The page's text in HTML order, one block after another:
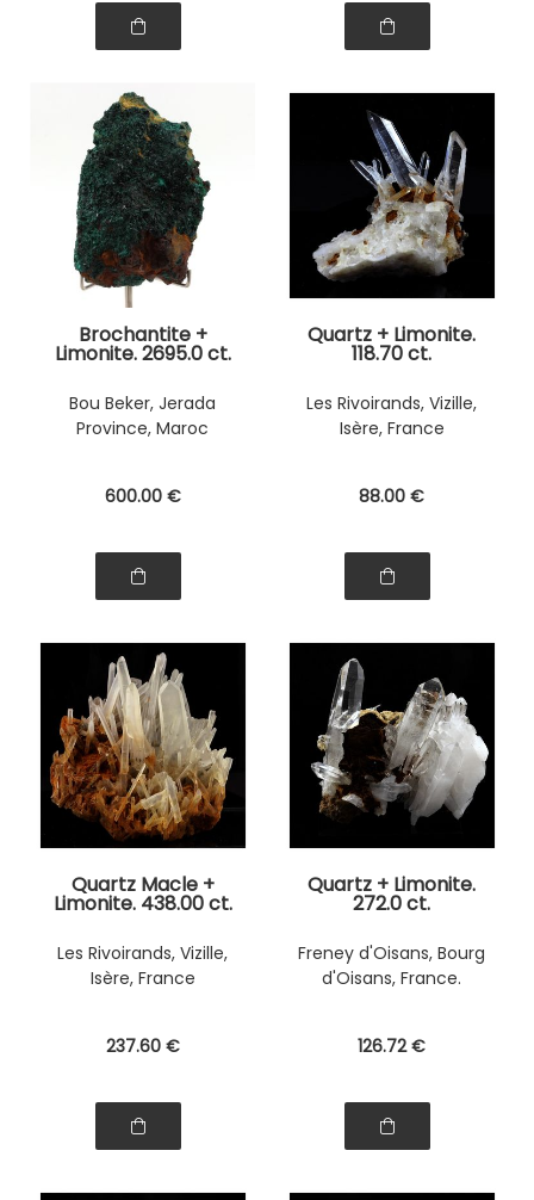
Brochantite +
Limonite. 2695.0 ct.
Bou Beker, Jerada
Province, Maroc
600.00 €
Quartz + Limonite.
118.70 ct.
Les Rivoirands, Vizille,
Isère, France
88.00 €
Quartz Macle +
Limonite. 438.00 ct.
Les Rivoirands, Vizille,
Isère, France
237.60 €
Quartz + Limonite.
272.0 ct.
Freney d'Oisans, Bourg
d'Oisans, France.
126.72 €